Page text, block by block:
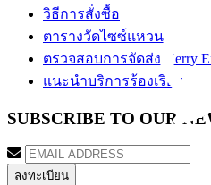
วิธีการสั่งซื้อ
ตารางวัดไซซ์แหวน
ตรวจสอบการจัดส่ง Kerry
แนะนำบริการร้องเรียน
SUBSCRIBE TO OUR